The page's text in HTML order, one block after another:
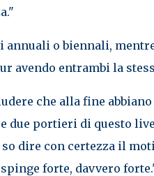
annuali o biennali,
avendo entrambi la
che alla fine abbiano
due portieri di questo
dire con certezza il
forte, davvero